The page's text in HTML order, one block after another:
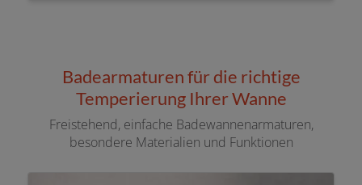
Badearmaturen für die richtige
Temperierung Ihrer Wanne
Freistehend, einfache Badewannenarmaturen,
besondere Materialien und Funktionen